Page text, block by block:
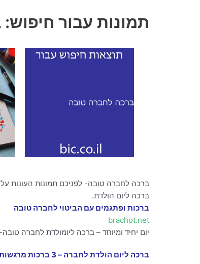
תמונות עבור
ברכה לחברה טובה- לפניכם תמונות העונות
ברכה ליום הולדת.
ברכות ופתגמים עם הביטוי לחברה טובה
brachot.net
יום יחיד ומיוחד – ברכה ליומולדת לחברה
ברכה ליום הולדת לחברה – 3 ברכות מרגשות